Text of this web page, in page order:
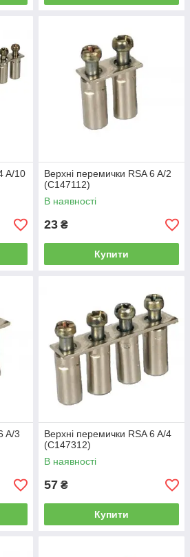
A/10
Верхні перемички RSA 6 A/2
(C147112)
В наявності
23 ₴
Купити
A/3
Верхні перемички RSA 6 A/4
(C147312)
В наявності
57 ₴
Купити